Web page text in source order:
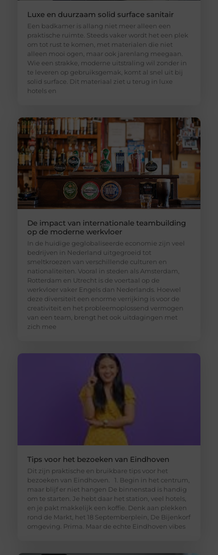
Luxe en duurzaam solid surface sanitair
Een badkamer is allang niet meer alleen een
praktische ruimte. Steeds vaker wordt het een plek
om tot rust te komen, met materialen die niet
alleen mooi ogen, maar ook jarenlang meegaan.
Wie een strakke, moderne uitstraling wil zonder in
te leveren op gebruiksgemak, komt al snel uit bij
solid surface. Dit materiaal ziet u terug in luxe
hotels en
De impact van internationale teambuilding
op de moderne werkvloer
In de huidige geglobaliseerde economie zijn veel
bedrijven in Nederland uitgegroeid tot
smeltkroezen van verschillende culturen en
nationaliteiten. Vooral in steden als Amsterdam,
Rotterdam en Utrecht is de voertaal op de
werkvloer vaker Engels dan Nederlands. Hoewel
deze diversiteit een enorme verrijking is voor de
creativiteit en het probleemoplossend vermogen
van een team, brengt het ook uitdagingen met
zich mee
Tips voor het bezoeken van Eindhoven
Dit zijn praktische en bruikbare tips voor het
bezoeken van Eindhoven. 1. Begin in het centrum,
maar blijf er niet hangen De binnenstad is handig
om te starten. Je hebt daar het station, veel hotels,
en je pakt makkelijk een koffie. Denk aan plekken
rond de Markt, het 18 Septemberplein, De Bijenkorf
omgeving. Prima. Maar de echte Eindhoven vibes